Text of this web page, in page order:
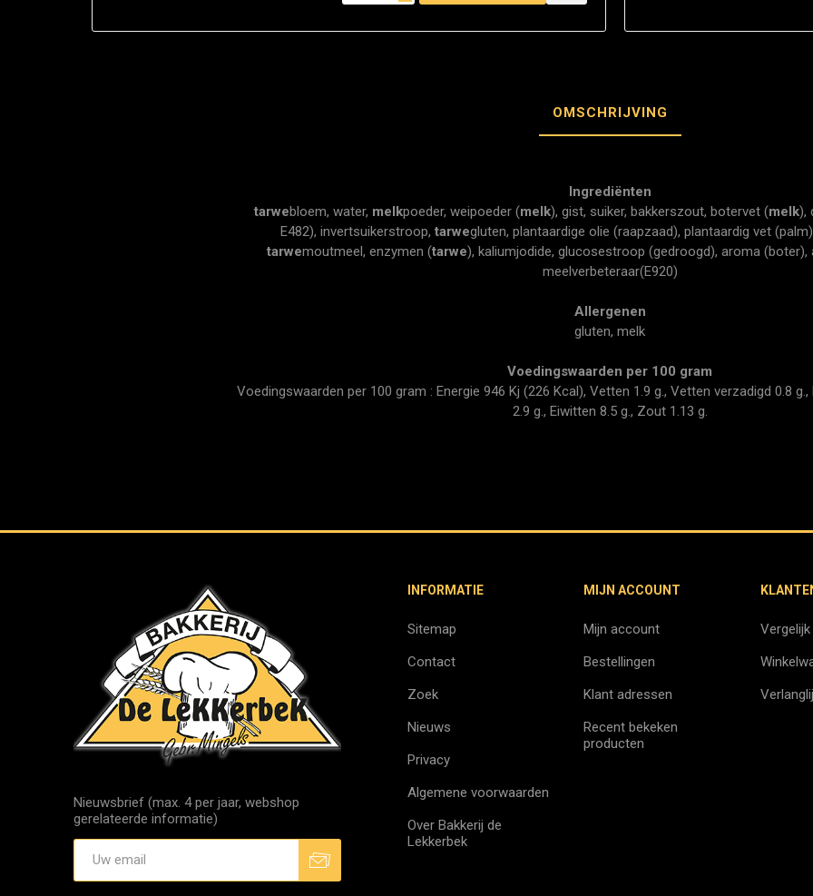
OMSCHRIJVING
Ingrediënten
tarwebloem, water, melkpoeder, weipoeder (melk), gist, suiker, bakkerszout, botervet (melk),
E482), invertsuikerstroop, tarwegluten, plantaardige olie (raapzaad), plantaardig vet
tarwemoutmeel, enzymen (tarwe), kaliumjodide, glucosestroop (gedroogd), aroma (boter),
meelverbeteraar(E920)
Allergenen
gluten, melk
Voedingswaarden per 100 gram
Voedingswaarden per 100 gram : Energie 946 Kj (226 Kcal), Vetten 1.9 g., Vetten verzadigd 0.8
2.9 g., Eiwitten 8.5 g., Zout 1.13 g.
Nieuwsbrief (max. 4 per jaar, webshop
gerelateerde informatie)
INFORMATIE
Sitemap
Contact
Zoek
Nieuws
Privacy
Algemene voorwaarden
Over Bakkerij de
Lekkerbek
MIJN ACCOUNT
Mijn account
Bestellingen
Klant adressen
Recent bekeken
producten